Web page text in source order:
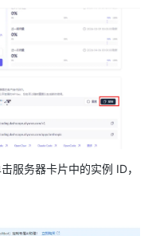
服务器卡片中的实例 ID，